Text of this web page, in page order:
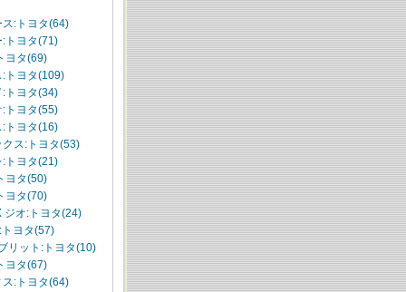
ス:トヨタ(64)
:トヨタ(71)
ヨタ(69)
:トヨタ(109)
:トヨタ(34)
:トヨタ(55)
:トヨタ(16)
クス:トヨタ(53)
:トヨタ(21)
ヨタ(50)
ヨタ(70)
ジオ:トヨタ(24)
ヨタ(57)
リット:トヨタ(10)
ヨタ(67)
ス:トヨタ(64)